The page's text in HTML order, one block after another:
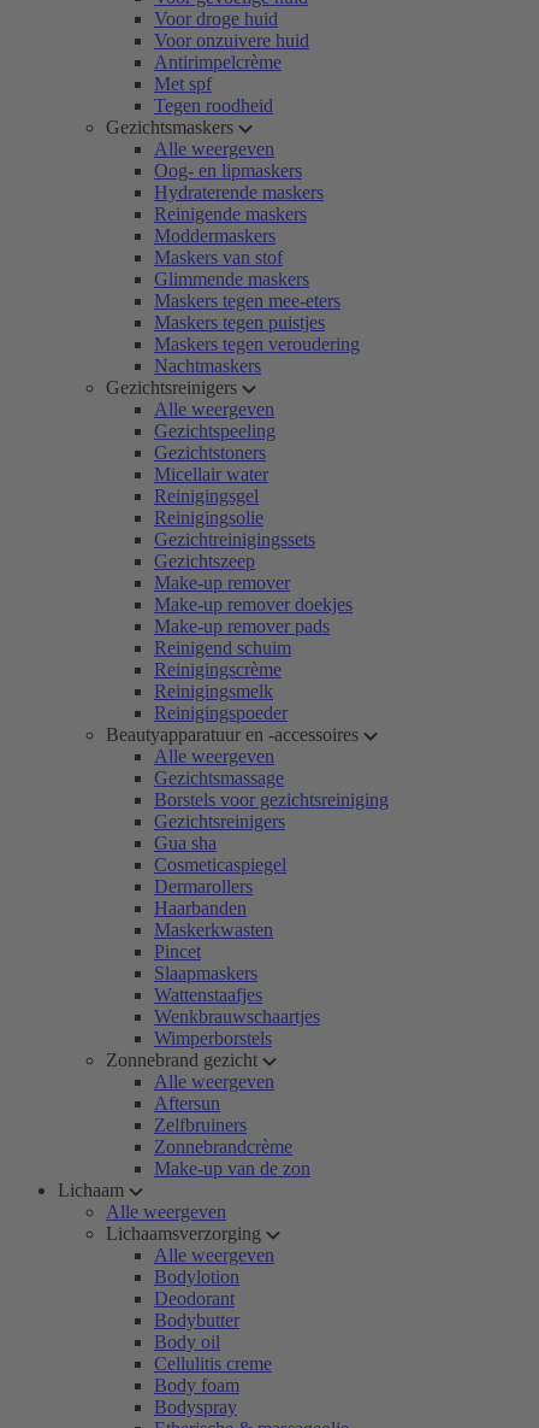
Voor droge huid
Voor onzuivere huid
Antirimpelcrème
Met spf
Tegen roodheid
Gezichtsmaskers
Alle weergeven
Oog- en lipmaskers
Hydraterende maskers
Reinigende maskers
Moddermaskers
Maskers van stof
Glimmende maskers
Maskers tegen mee-eters
Maskers tegen puistjes
Maskers tegen veroudering
Nachtmaskers
Gezichtsreinigers
Alle weergeven
Gezichtspeeling
Gezichtstoners
Micellair water
Reinigingsgel
Reinigingsolie
Gezichtreinigingssets
Gezichtszeep
Make-up remover
Make-up remover doekjes
Make-up remover pads
Reinigend schuim
Reinigingscrème
Reinigingsmelk
Reinigingspoeder
Beautyapparatuur en -accessoires
Alle weergeven
Gezichtsmassage
Borstels voor gezichtsreiniging
Gezichtsreinigers
Gua sha
Cosmeticaspiegel
Dermarollers
Haarbanden
Maskerkwasten
Pincet
Slaapmaskers
Wattenstaafjes
Wenkbrauwschaartjes
Wimperborstels
Zonnebrand gezicht
Alle weergeven
Aftersun
Zelfbruiners
Zonnebrandcrème
Make-up van de zon
Lichaam
Alle weergeven
Lichaamsverzorging
Alle weergeven
Bodylotion
Deodorant
Bodybutter
Body oil
Cellulitis creme
Body foam
Bodyspray